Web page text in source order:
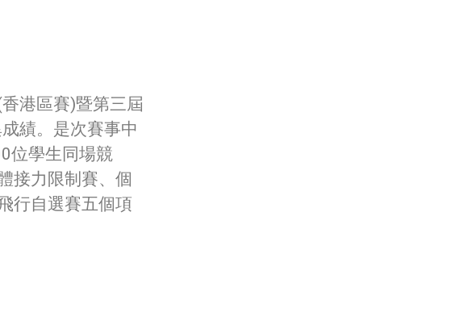
港區賽)暨第三屆
績。是次賽事中
位學生同場競
接力限制賽、個
行自選賽五個項